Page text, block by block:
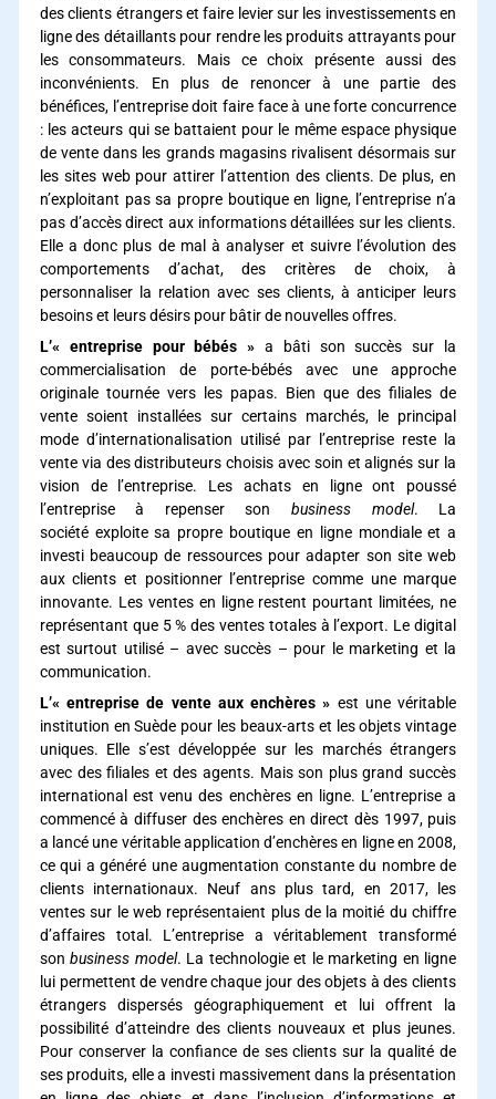
des clients étrangers et faire levier sur les investissements en
ligne des détaillants pour rendre les produits attrayants pour
les consommateurs. Mais ce choix présente aussi des
inconvénients. En plus de renoncer à une partie des
bénéfices, l’entreprise doit faire face à une forte concurrence
: les acteurs qui se battaient pour le même espace physique
de vente dans les grands magasins rivalisent désormais sur
les sites web pour attirer l’attention des clients. De plus, en
n’exploitant pas sa propre boutique en ligne, l’entreprise n’a
pas d’accès direct aux informations détaillées sur les clients.
Elle a donc plus de mal à analyser et suivre l’évolution des
comportements d’achat, des critères de choix, à
personnaliser la relation avec ses clients, à anticiper leurs
besoins et leurs désirs pour bâtir de nouvelles offres.
L’« entreprise pour bébés » a bâti son succès sur la
commercialisation de porte-bébés avec une approche
originale tournée vers les papas. Bien que des filiales de
vente soient installées sur certains marchés, le principal
mode d’internationalisation utilisé par l’entreprise reste la
vente via des distributeurs choisis avec soin et alignés sur la
vision de l’entreprise. Les achats en ligne ont poussé
l’entreprise à repenser sonbusiness model. La
société exploite sa propre boutique en ligne mondiale et a
investi beaucoup de ressources pour adapter son site web
aux clients et positionner l’entreprise comme une marque
innovante. Les ventes en ligne restent pourtant limitées, ne
représentant que 5 % des ventes totales à l’export. Le digital
est surtout utilisé – avec succès – pour le marketing et la
communication.
L’« entreprise de vente aux enchères » est une véritable
institution en Suède pour les beaux-arts et les objets vintage
uniques. Elle s’est développée sur les marchés étrangers
avec des filiales et des agents. Mais son plus grand succès
international est venu des enchères en ligne. L’entreprise a
commencé à diffuser des enchères en direct dès 1997, puis
a lancé une véritable application d’enchères en ligne en 2008,
ce qui a généré une augmentation constante du nombre de
clients internationaux. Neuf ans plus tard, en 2017, les
ventes sur le web représentaient plus de la moitié du chiffre
d’affaires total. L’entreprise a véritablement transformé
sonbusiness model. La technologie et le marketing en ligne
lui permettent de vendre chaque jour des objets à des clients
étrangers dispersés géographiquement et lui offrent la
possibilité d’atteindre des clients nouveaux et plus jeunes.
Pour conserver la confiance de ses clients sur la qualité de
ses produits, elle a investi massivement dans la présentation